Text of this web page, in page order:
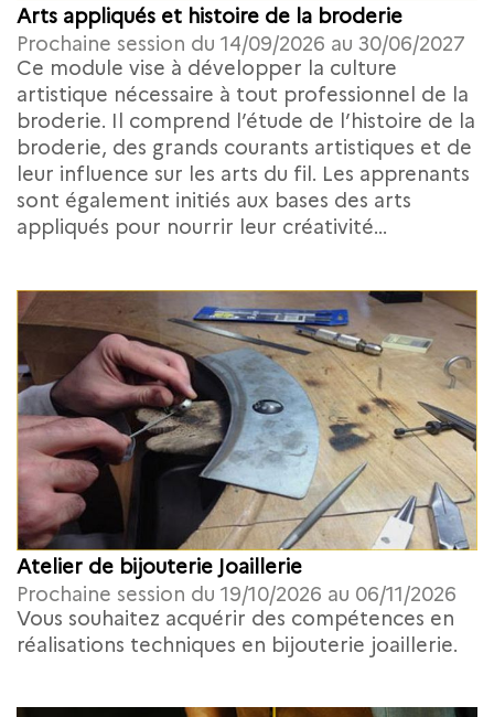
Arts appliqués et histoire de la broderie
Prochaine session du 14/09/2026 au 30/06/2027
Ce module vise à développer la culture
artistique nécessaire à tout professionnel de la
broderie. Il comprend l’étude de l’histoire de la
broderie, des grands courants artistiques et de
leur influence sur les arts du fil. Les apprenants
sont également initiés aux bases des arts
appliqués pour nourrir leur créativité...
Atelier de bijouterie Joaillerie
Prochaine session du 19/10/2026 au 06/11/2026
Vous souhaitez acquérir des compétences en
réalisations techniques en bijouterie joaillerie.